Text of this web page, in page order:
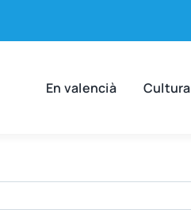
En valen­cià Cul­tu­ra